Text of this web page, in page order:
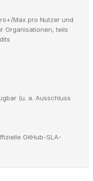
Max pro Nutzer und
Organisationen, teils
(u. a. Ausschluss
GitHub-SLA-